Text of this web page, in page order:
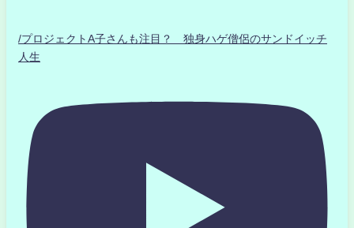
/プロジェクトA子さんも注目？ 独身ハゲ僧侶のサンドイッチ
人生